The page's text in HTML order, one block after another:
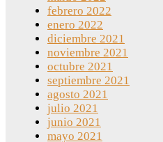
febrero 2022
enero 2022
diciembre 2021
noviembre 2021
octubre 2021
septiembre 2021
agosto 2021
julio 2021
junio 2021
mayo 2021